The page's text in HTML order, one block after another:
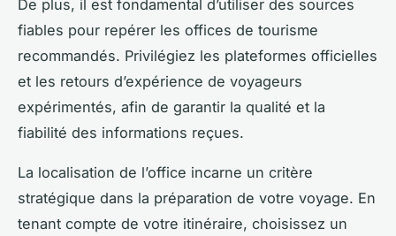
De plus, il est fondamental d’utiliser des sources
fiables pour repérer les offices de tourisme
recommandés. Privilégiez les plateformes officielles
et les retours d’expérience de voyageurs
expérimentés, afin de garantir la qualité et la
fiabilité des informations reçues.
La localisation de l’office incarne un critère
stratégique dans la préparation de votre voyage. En
tenant compte de votre itinéraire, choisissez un